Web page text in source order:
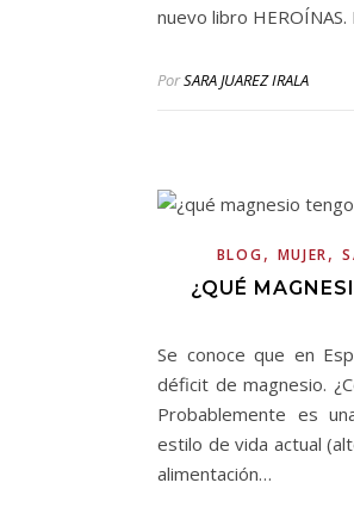
nuevo libro
PorSARA JUAREZ IRALA
BLOG, MUJER,
¿QUÉ
Se conoce que en
déficit de magnesio.
Probablemente es
estilo de vida actual
alimentación…